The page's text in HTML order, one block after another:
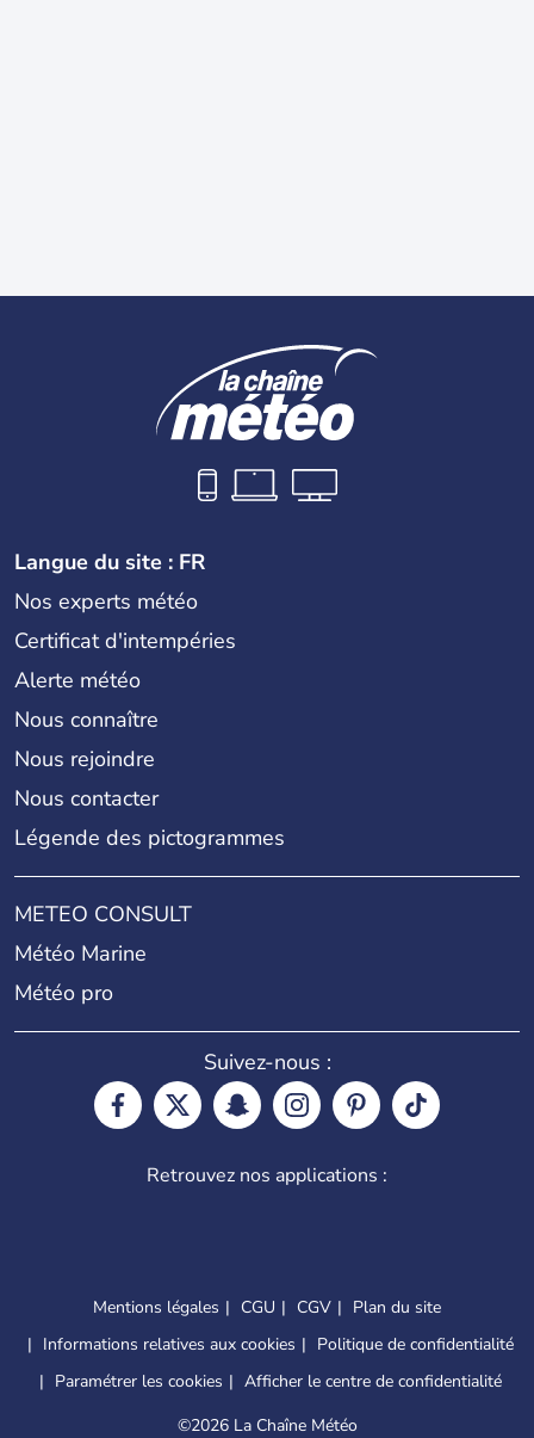
Langue du site : FR
Nos experts météo
Certificat d'intempéries
Alerte météo
Nous connaître
Nous rejoindre
Nous contacter
Légende des pictogrammes
METEO CONSULT
Météo Marine
Météo pro
Suivez-nous :
Retrouvez nos applications :
Mentions légales CGU CGV
Plan du site
Informations relatives aux cookies
Politique de confidentialité
Paramétrer les cookies
Afficher le centre de confidentialité
©2026 La Chaîne Météo